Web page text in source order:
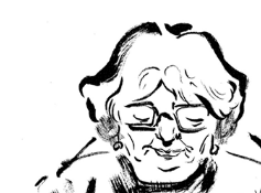
PORTRAITS